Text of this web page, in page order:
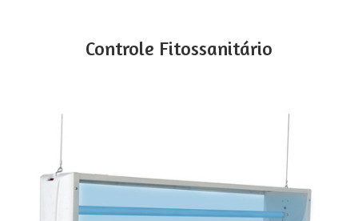
Controle Fitossanitário